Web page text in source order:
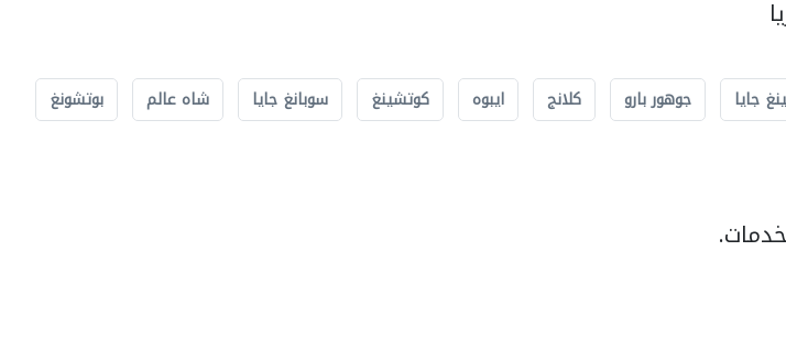
جايا جوهور بارو كلانج ايبوه كوتشينغ سوبانغ جايا شاه عالم بوتشونغ